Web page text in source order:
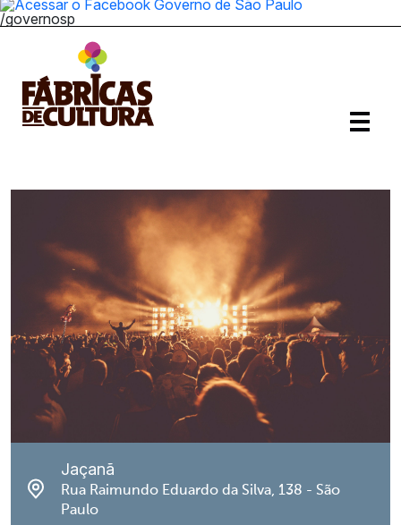
/governosp
Jaçanã
Rua Raimundo Eduardo da Silva, 138 - São
Paulo